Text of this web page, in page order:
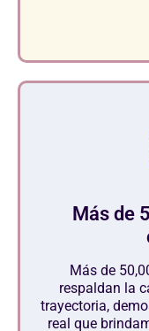
Más de
Más de
respaldan la
trayectoria,
real que